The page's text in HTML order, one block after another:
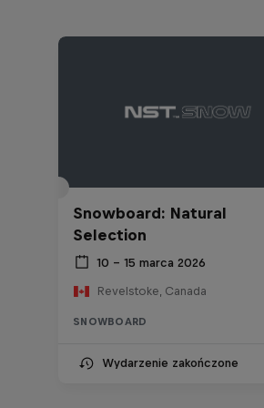
Snowboard: Natural
Selection
10 – 15 marca 2026
Revelstoke, Canada
SNOWBOARD
Wydarzenie zakończone